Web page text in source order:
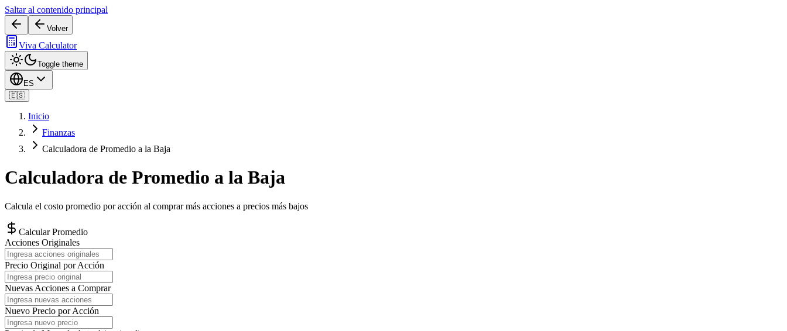
Saltar al contenido principal
Volver
Viva Calculator
Toggle theme
ES
🇪🇸
Inicio
Finanzas
Calculadora de Promedio a la Baja
Calculadora de Promedio a la Baja
Calcula el costo promedio por acción al comprar más acciones a precios más bajos
Calcular Promedio
Acciones Originales
Precio Original por Acción
Nuevas Acciones a Comprar
Nuevo Precio por Acción